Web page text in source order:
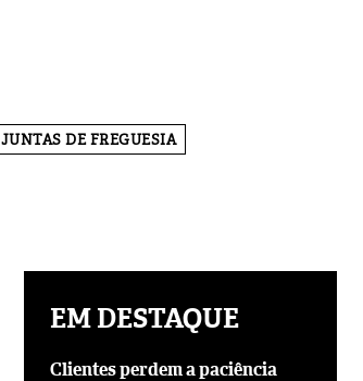
JUNTAS DE FREGUESIA
EM DESTAQUE
Clientes perdem a paciência